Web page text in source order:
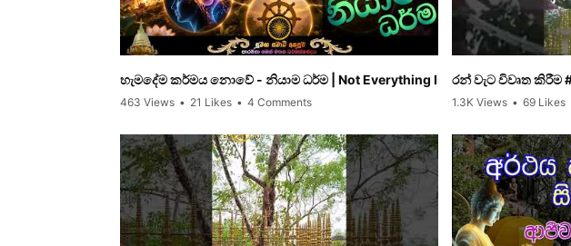
හැමදේම කර්මය නොවේ - නියාම ධර්ම | Not Everything Is Karma – The Five
463 Views • 21 Likes • 4 Comments
රන් වැට විවෘත කිරීම
1.3K Views • 69 Likes